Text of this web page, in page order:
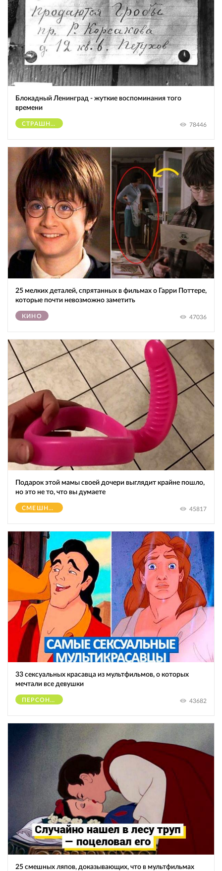
Блокадный Ленинград - жуткие воспоминания того
времени
СТРАШНОЕ 78446
25 мелких деталей, спрятанных в фильмах о Гарри Поттере,
которые почти невозможно заметить
КИНО 47036
Подарок этой мамы своей дочери выглядит крайне пошло,
но это не то, что вы думаете
СМЕШНОЕ 45817
33 сексуальных красавца из мультфильмов, о которых
мечтали все девушки
ПЕРСОНАЖИ 43682
25 смешных ляпов, доказывающих, что в мультфильмах